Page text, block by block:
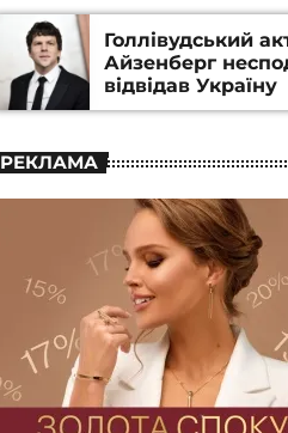
Голлівудський
Айзенберг
відвідав Україну
РЕКЛАМА